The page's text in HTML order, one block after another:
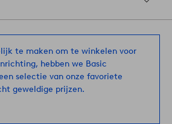
te maken om te winkelen voor
hebben we Basic
selectie van onze favoriete
geweldige prijzen.